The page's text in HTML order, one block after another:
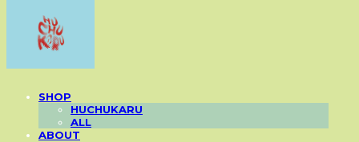
SHOP
HUCHUKARU
ALL
ABOUT